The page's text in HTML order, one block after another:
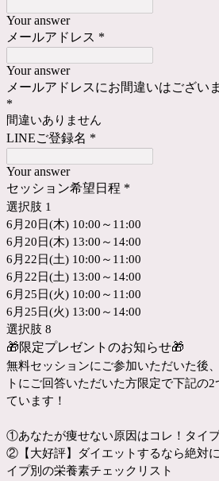
Your answer
メールアドレス *
Your answer
メールアドレスにお間違いはござい
*
間違いありません
LINEご登録名 *
Your answer
セッション希望日程 *
選択肢 1
6月20日(木) 10:00～11:00
6月20日(木) 13:00～14:00
6月22日(土) 10:00～11:00
6月22日(土) 13:00～14:00
6月25日(火) 10:00～11:00
6月25日(火) 13:00～14:00
選択肢 8
🎁限定プレゼントのお知らせ🎁
無料セッションにご参加いただいた後
トにご回答いただいた方限定で下記の
ています！
①あなたが痩せない原因はコレ！タイプ
②【大好評】ダイエットするなら絶対
イプ別の栄養素チェックリスト